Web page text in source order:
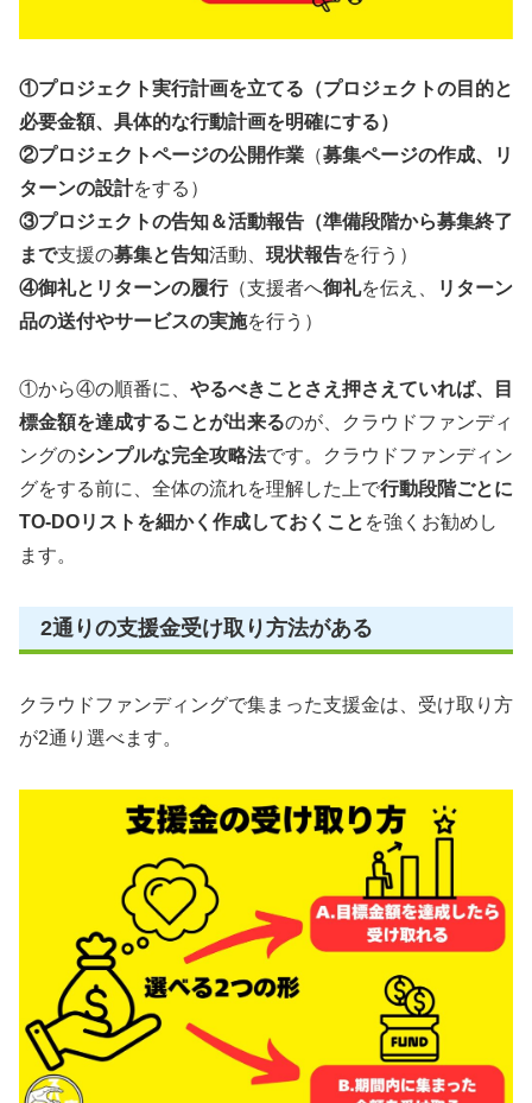
①プロジェクト実行計画を立てる（プロジェクトの目的と
必要金額、具体的な行動計画を明確にする）
②プロジェクトページの公開作業 （募集ページの作成、リ
ターンの設計をする）
③プロジェクトの告知＆活動報告（準備段階から募集終了
まで支援の募集と告知活動、 現状報告を行う）
④御礼とリターンの履行（支援者へ御礼を伝え、
リターン
品の送付やサービスの実施を行う）
①から④の順番に、 やるべきことさえ押さえていれば、目
標金額を達成することが出来るのが、クラウドファンディ
ングのシンプルな完全攻略法です。クラウドファンディン
グをする前に、全体の流れを理解した上で行動段階ごとに
TO-DOリストを細かく作成しておくこと を強くお勧めし
ます。
2通りの支援金受け取り方法がある
クラウドファンディングで集まった支援金は、受け取り方
が2通り選べます。